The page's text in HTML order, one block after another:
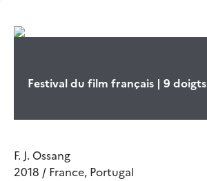
Festival du film français | 9 doigts
F. J. Ossang
2018 / France, Portugal